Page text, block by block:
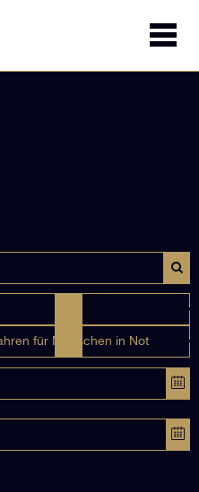
für Menschen in Not